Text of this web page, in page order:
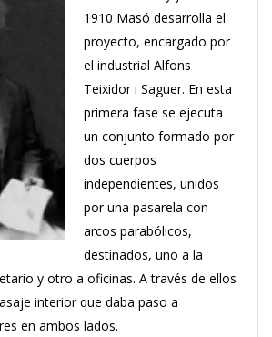
1910 Masó desarrolla el
proyecto, encargado por
el industrial Alfons
Teixidor i Saguer. En esta
primera fase se ejecuta
un conjunto formado por
dos cuerpos
independientes, unidos
por una pasarela con
arcos parabólicos,
destinados, uno a la
y otro a oficinas. A través de ellos
interior que daba paso a
en ambos lados.